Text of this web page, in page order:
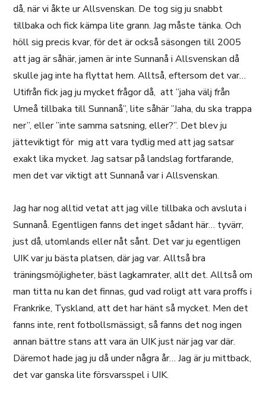
då, när vi åkte ur Allsvenskan. De tog sig ju snabbt
tillbaka och fick kämpa lite grann. Jag måste tänka. Och
höll sig precis kvar, för det är också säsongen till 2005
att jag är såhär, jamen är inte Sunnanå i Allsvenskan då
skulle jag inte ha flyttat hem. Alltså, eftersom det var…
Utifrån fick jag ju mycket frågor då, att ”jaha välj från
Umeå tillbaka till Sunnanå”, lite såhär ”Jaha, du ska trappa
ner”, eller ”inte samma satsning, eller?”. Det blev ju
jätteviktigt för mig att vara tydlig med att jag satsar
exakt lika mycket. Jag satsar på landslag fortfarande,
men det var viktigt att Sunnanå var i Allsvenskan.
Jag har nog alltid vetat att jag ville tillbaka och avsluta i
Sunnanå. Egentligen fanns det inget sådant här… tyvärr,
just då, utomlands eller nåt sånt. Det var ju egentligen
UIK var ju bästa platsen, där jag var. Alltså bra
träningsmöjligheter, bäst lagkamrater, allt det. Alltså om
man titta nu kan det finnas, gud vad roligt att vara proffs i
Frankrike, Tyskland, att det har hänt så mycket. Men det
fanns inte, rent fotbollsmässigt, så fanns det nog ingen
annan bättre stans att vara än UIK just när jag var där.
Däremot hade jag ju då under några år… Jag är ju mittback,
det var ganska lite försvarsspel i UIK.